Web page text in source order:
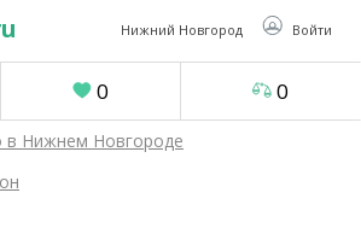
Нижний Новгород Войти
0 0
в Нижнем Новгороде